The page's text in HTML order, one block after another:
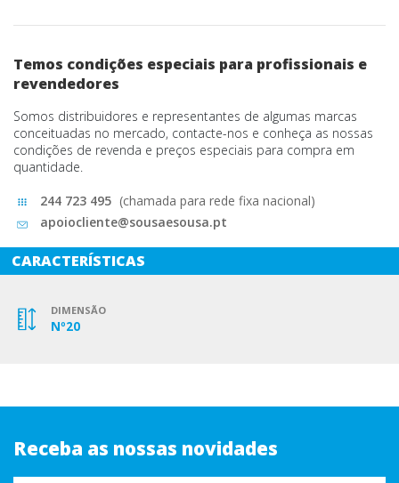
Temos condições especiais para profissionais e
revendedores
Somos distribuidores e representantes de algumas marcas
conceituadas no mercado, contacte-nos e conheça as nossas
condições de revenda e preços especiais para compra em
quantidade.
244 723 495 (chamada para rede fixa nacional)
apoiocliente@sousaesousa.pt
CARACTERÍSTICAS
DIMENSÃO
Nº20
Receba as nossas novidades